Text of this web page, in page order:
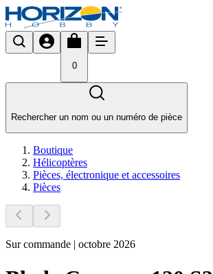
0
Rechercher un nom ou un numéro de pièce
Boutique
Hélicoptères
Pièces, électronique et accessoires
Pièces
Sur commande | octobre 2026